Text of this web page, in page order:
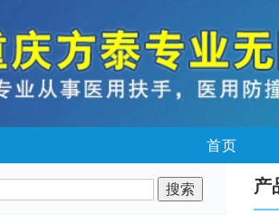
首页
产